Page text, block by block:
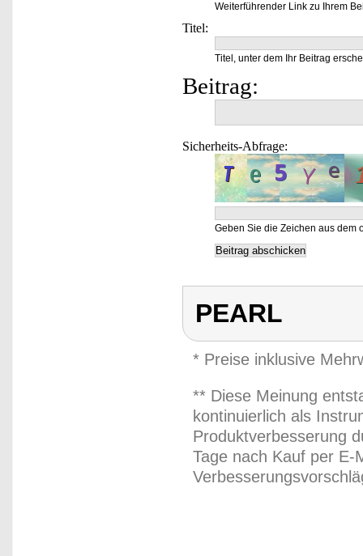
Weiterführender Link zu Ihrem
Titel:
Titel, unter dem Ihr Beitrag
Beitrag:
Sicherheits-Abfrage:
Geben Sie die Zeichen aus dem
PEARL
* Preise inklusive
** Diese Meinung
kontinuierlich als
Produktverbesserung
Tage nach Kauf per E-